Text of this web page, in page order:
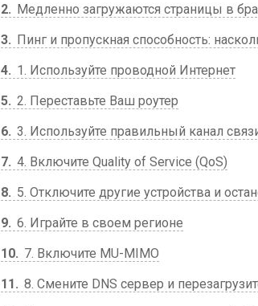
2
Медленно загружаются страницы в
3
Пинг и пропускная способность:
4
1. Используйте проводной Интернет
5 2. Переставьте Ваш роутер
6 3. Используйте правильный канал
7 4. Включите Quality of Service (QoS)
8
5. Отключите другие устройства и
9 6. Играйте в своем регионе
10
7. Включите MU-MIMO
11
8. Смените DNS сервер и